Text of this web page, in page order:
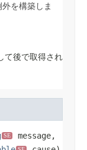
を構築しま
て後で取得され
SE
message,